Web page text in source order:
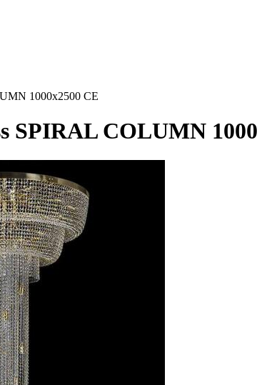
1000x2500 CE
SPIRAL COLUMN